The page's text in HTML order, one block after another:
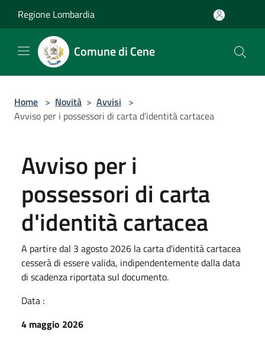
Regione Lombardia
Comune di Cene
Home > Novità > Avvisi >
Avviso per i possessori di carta d'identità cartacea
Avviso per i
possessori di carta
d'identità cartacea
A partire dal 3 agosto 2026 la carta d'identità cartacea
cesserà di essere valida, indipendentemente dalla data
di scadenza riportata sul documento.
Data :
4 maggio 2026